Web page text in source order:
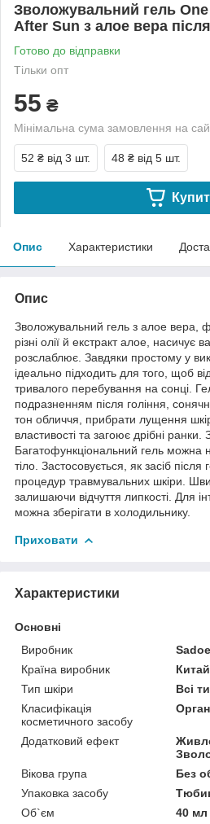
Зволожувальний гель
After Sun з алое вера
Готово до відправки
Тільки опт
55 ₴
Мінімальна сума замовлення на
52 ₴ від 3 шт. 48 ₴ від 5 шт.
Опис Характеристики
Опис
Зволожувальний гель з алое вера,
різні олії й екстракт алое, насичує
розслаблює. Завдяки простому у
ідеально підходить для того, щоб
тривалого перебування на сонці.
подразненням після гоління,
тон обличчя, прибрати лущення
властивості та загоює дрібні ранки.
Багатофункціональний гель можна
тіло. Застосовується, як засіб
процедур травмувальних шкіри.
залишаючи відчуття липкості. Для
можна зберігати в холодильнику.
Приховати
Характеристики
Основні
Виробник
Країна виробник
Китай
Тип шкіри
Всі
Класифікація
косметичного засобу
Додатковий ефект
Вікова група
Без
Упаковка засобу
Об`єм
40 мл